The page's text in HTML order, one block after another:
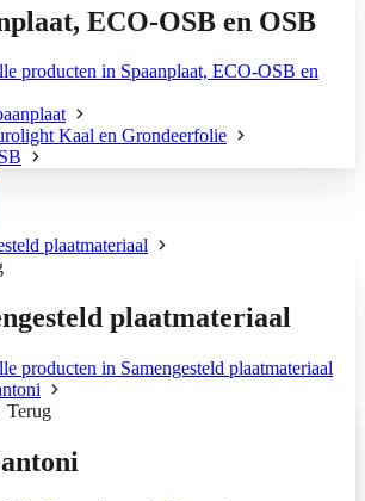
ECO-OSB en OSB
producten in Spaanplaat, ECO-OSB en
Kaal en Grondeerfolie
plaatmateriaal
plaatmateriaal
producten in Samengesteld plaatmateriaal
Terug